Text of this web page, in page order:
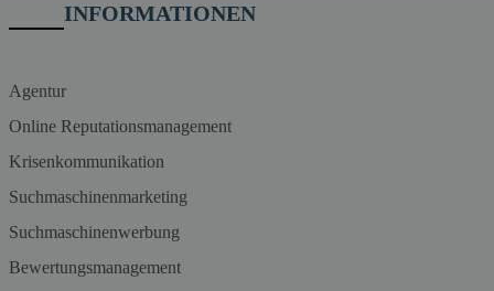
INFORMATIONEN
Agentur
Online Reputationsmanagement
Krisenkommunikation
Suchmaschinenmarketing
Suchmaschinenwerbung
Bewertungsmanagement